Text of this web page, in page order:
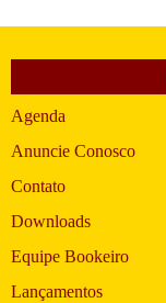
Agenda
Anuncie Conosco
Contato
Downloads
Equipe Bookeiro
Lançamentos